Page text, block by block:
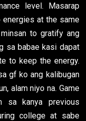
level. Masarap
energies at the same
to gratify ang
sa babae kasi dapat
to keep the energy.
gf ko ang kalibugan
alam niyo na. Game
sa kanya previous
college at sabe